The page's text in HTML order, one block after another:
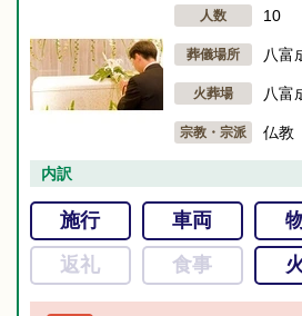
人数 10
葬儀場所 八富
火葬場 八富
宗教・宗派 仏教
内訳
施行 車両
返礼
食事